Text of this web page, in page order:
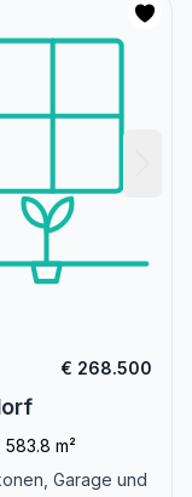
€ 268.500
583.8 m²
Garage und